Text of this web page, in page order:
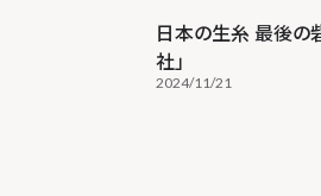
日本の生糸 最後の
社」
2024/11/21